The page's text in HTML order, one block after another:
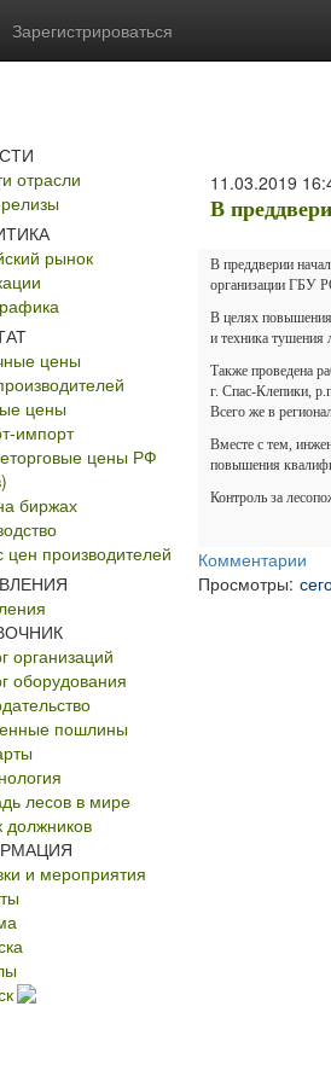
Зарегистрироваться
отрасли
рынок
цены
цены
импорт
цены РФ
биржах
цен производителей
организаций
оборудования
пошлины
лесов в мире
должников
и мероприятия
11.03.2019
В
В преддверии
организации ГБУ
В целях повышения
и техника тушения
Также проведена
г. Спас-Клепики,
Всего же в
Вместе с тем,
повышения
Контроль за
Комментарии
Просмотры: